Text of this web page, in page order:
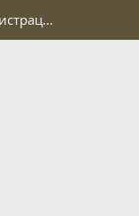
Регистрация